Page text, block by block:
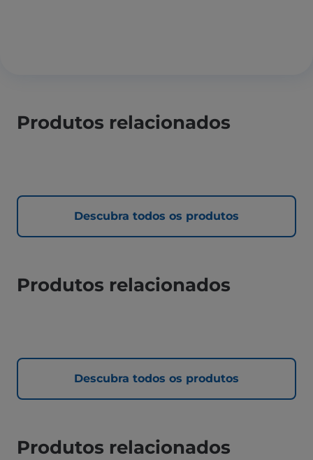
Produtos relacionados
Descubra todos os produtos
Produtos relacionados
Descubra todos os produtos
Produtos relacionados